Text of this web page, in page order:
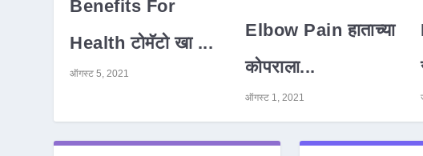
Benefits For
Health टोमॅटो खा ...
ऑगस्ट 5, 2021
Elbow Pain हाताच्या
कोपराला...
ऑगस्ट 1, 2021